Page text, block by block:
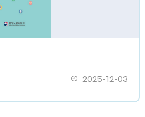
2025-12-03